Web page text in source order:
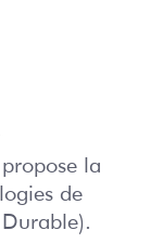
la
de